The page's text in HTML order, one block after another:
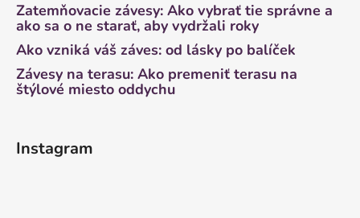
Zatemňovacie závesy: Ako vybrať tie správne a
ako sa o ne starať, aby vydržali roky
Ako vzniká váš záves: od lásky po balíček
Závesy na terasu: Ako premeniť terasu na
štýlové miesto oddychu
Instagram